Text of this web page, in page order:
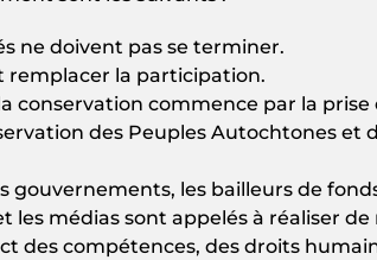
ne doivent pas se terminer.
remplacer la participation.
conservation commence par la
des Peuples Autochtones et
gouvernements, les bailleurs de
les médias sont appelés à réaliser
des compétences, des droits